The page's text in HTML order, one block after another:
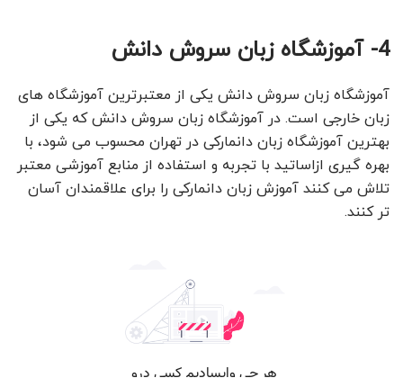
4- آموزشگاه زبان سروش دانش
آموزشگاه زبان سروش دانش یکی از معتبرترین آموزشگاه های
زبان خارجی است. در آموزشگاه زبان سروش دانش که یکی از
بهترین آموزشگاه زبان دانمارکی در تهران محسوب می شود، با
بهره گیری ازاساتید با تجربه و استفاده از منابع آموزشی معتبر
تلاش می کنند آموزش زبان دانمارکی را برای علاقمندان آسان
تر کنند.